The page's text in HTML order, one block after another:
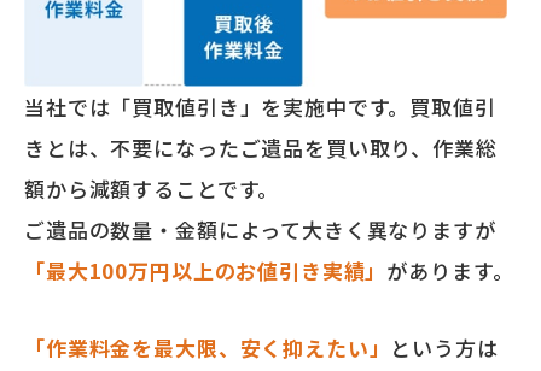
当社では「買取値引き」を実施中です。買取値引
きとは、不要になったご遺品を買い取り、作業総
額から減額することです。
ご遺品の数量・金額によって大きく異なりますが
「最大100万円以上のお値引き実績」 があります。
「作業料金を最大限、安く抑えたい」 という方は